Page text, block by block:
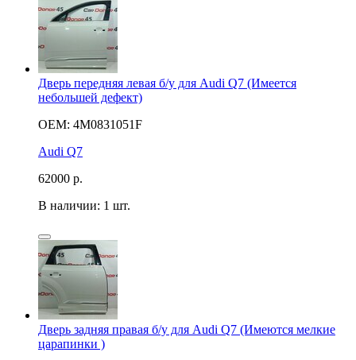
Дверь передняя левая б/у для Audi Q7 (Имеется
небольшей дефект)
OEM: 4M0831051F
Audi Q7
62000 р.
В наличии: 1 шт.
Дверь задняя правая б/у для Audi Q7 (Имеются мелкие
царапинки )